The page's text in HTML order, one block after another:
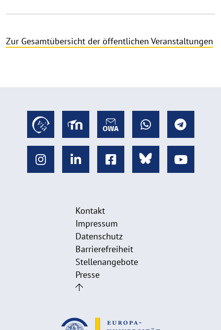
Zur Gesamtübersicht der öffentlichen Veranstaltungen
Kontakt
Impressum
Datenschutz
Barrierefreiheit
Stellenangebote
Presse